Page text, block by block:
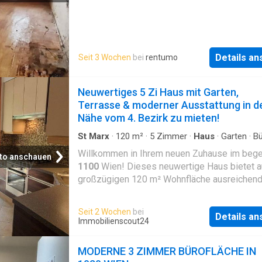
Seit 3 Wochen bei rentumo Details
anschauen
Neuwertiges 5 Zi Haus mit Garten,
Terrasse & moderner Ausstattung in
Nähe vom 4. Bezirk zu mieten!
St Marx · 120 m² · 5 Zimmer · Haus · Garten ·
Willkommen in Ihrem neuen Zuhause im
1100 Wien! Dieses neuwertige Haus bietet
großzügigen 120 m² Wohnfläche
Komfort und Stil legen.Mit insgesamt 5
präsentiert sich diese Immobilie als ein
Raumwunder. Die offene Wohnküche mit
Einbauküche lädt zum gemeinsamen Kochen
Verweilen ein, während der helle
Seit 2 Wochen bei
Immobilienscout24
Details
MODERNE 3 ZIMMER BÜROFLÄCHE IN